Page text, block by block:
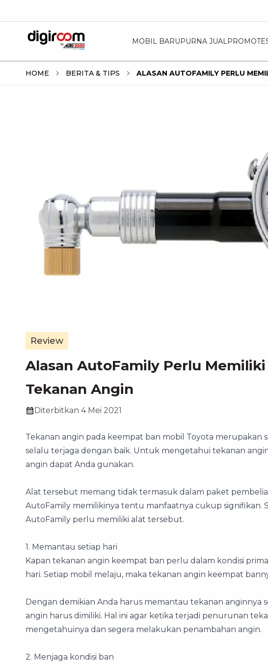
MOBIL BARUPURNA JUAL PROMO
HOME BERITA & TIPS ALASAN AUTOFAMILY PERLU
Review
Alasan AutoFamily Perlu
Tekanan Angin
Diterbitkan 4 Mei 2021
Tekanan angin pada keempat ban mobil Toyota
selalu terjaga dengan baik. Untuk mengetahui tekanan
angin dapat Anda gunakan.
Alat tersebut memang tidak termasuk dalam paket
AutoFamily memilikinya tentu manfaatnya cukup signifikan.
AutoFamily perlu memiliki alat tersebut.
1. Memantau setiap hari
Kapan tekanan angin keempat ban perlu dalam kondisi
hari. Setiap mobil melaju, maka tekanan angin keempat
Dengan demikian Anda harus memantau tekanan anginnya
angin harus dimiliki. Hal ini agar ketika terjadi penurunan
mengetahuinya dan segera melakukan penambahan angin.
2. Menjaga kondisi ban